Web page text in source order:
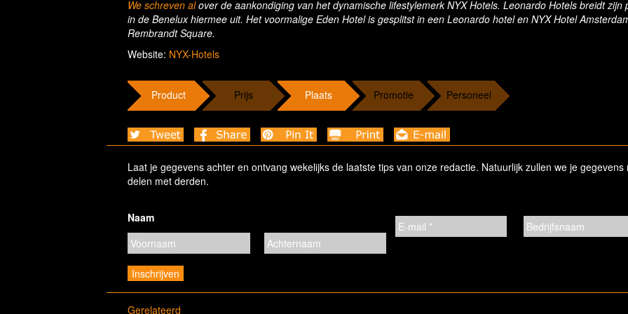
We schreven alover de aankondiging van hetdynamische lifestylemerk NYX Hotels. Leonardo Hotels breidt zijn
in de Benelux hiermee uit. Het voormalige Eden Hotel is gesplitst in een Leonardo hotel en NYX Hotel
Rembrandt Square.
Website: NYX-Hotels
Product Prijs Plaats Promotie Personeel
Laat je gegevens achter en ontvang wekelijks de laatste tips van onze redactie. Natuurlijk zullen we je gegevens
delen met derden.
Naam
Gerelateerd